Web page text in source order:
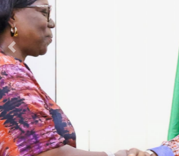
Previous